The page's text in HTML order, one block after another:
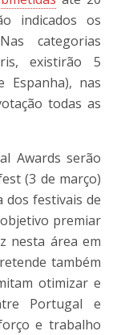
indicados os
categorias
existirão 5
Espanha), nas
todas as
Awards serão
(3 de março)
dos festivais de
premiar
nesta área em
também
otimizar e
Portugal e
e trabalho